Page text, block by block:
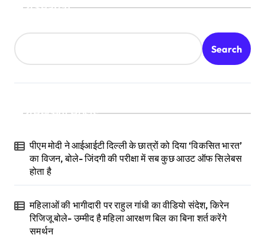
Search
Search
Recent Posts
पीएम मोदी ने आईआईटी दिल्ली के छात्रों को दिया ‘विकसित भारत’
का विजन, बोले- जिंदगी की परीक्षा में सब कुछ आउट ऑफ सिलेबस
होता है
महिलाओं की भागीदारी पर राहुल गांधी का वीडियो संदेश, किरेन
रिजिजू बोले- उम्मीद है महिला आरक्षण बिल का बिना शर्त करेंगे
समर्थन